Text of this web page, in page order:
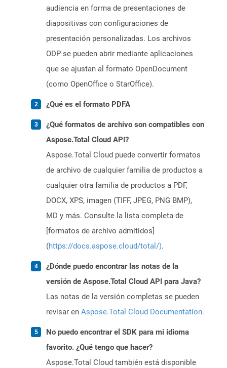
audiencia en forma de presentaciones de
diapositivas con configuraciones de
presentación personalizadas. Los archivos
ODP se pueden abrir mediante aplicaciones
que se ajustan al formato OpenDocument
(como OpenOffice o StarOffice).
¿Qué es el formato PDFA
¿Qué formatos de archivo son compatibles con
Aspose.Total Cloud API?
Aspose.Total Cloud puede convertir formatos
de archivo de cualquier familia de productos a
cualquier otra familia de productos a PDF,
DOCX, XPS, imagen (TIFF, JPEG, PNG BMP),
MD y más. Consulte la lista completa de
[formatos de archivo admitidos]
(https://docs.aspose.cloud/total/).
¿Dónde puedo encontrar las notas de la
versión de Aspose.Total Cloud API para Java?
Las notas de la versión completas se pueden
revisar en Aspose.Total Cloud Documentation.
No puedo encontrar el SDK para mi idioma
favorito. ¿Qué tengo que hacer?
Aspose.Total Cloud también está disponible